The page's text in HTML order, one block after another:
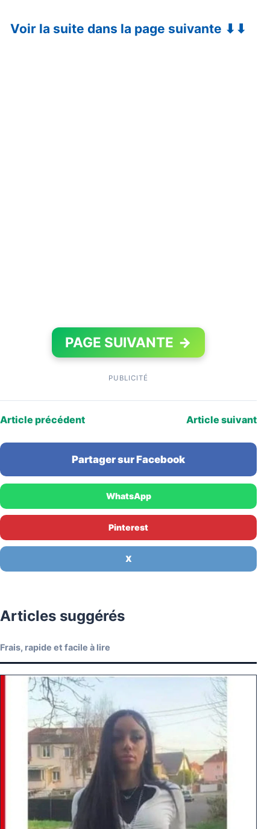
Voir la suite dans la page suivante ⬇⬇
PAGE SUIVANTE →
PUBLICITÉ
Article précédent Article suivant
Partager sur Facebook
WhatsApp
Pinterest
X
Articles suggérés
Frais, rapide et facile à lire